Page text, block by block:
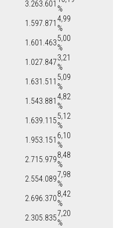
3.263.601
%
1.597.871 4,99
%
1.601.4635,00
%
1.027.8473,21
%
1.631.511 5,09
%
1.543.881 4,82
%
1.639.1155,12
%
1.953.151 6,10
%
2.715.9798,48
%
2.554.0897,98
%
2.696.3708,42
%
2.305.8357,20
%